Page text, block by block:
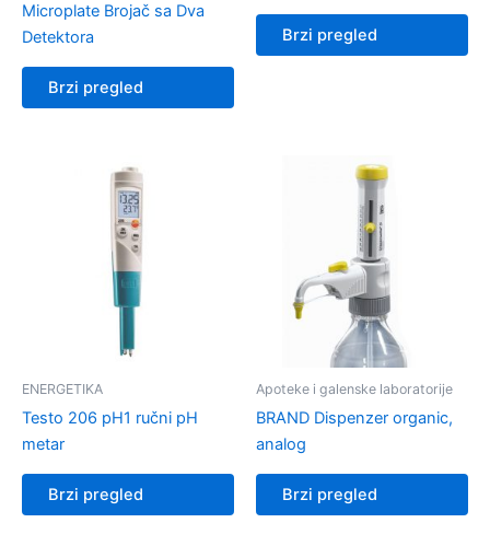
Microplate Brojač sa Dva
Detektora
Brzi pregled
Brzi pregled
ENERGETIKA
Testo 206 pH1 ručni pH
metar
Brzi pregled
Apoteke i galenske laboratorije
BRAND Dispenzer organic,
analog
Brzi pregled